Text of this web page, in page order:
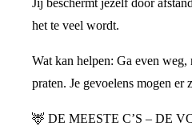
het te veel wordt.
Wat kan helpen: Ga even
praten. Je gevoelens mogen er
🦌 DE MEESTE C’S – DE